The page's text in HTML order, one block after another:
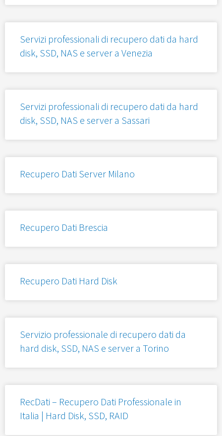
Servizi professionali di recupero dati da hard
disk, SSD, NAS e server a Venezia
Servizi professionali di recupero dati da hard
disk, SSD, NAS e server a Sassari
Recupero Dati Server Milano
Recupero Dati Brescia
Recupero Dati Hard Disk
Servizio professionale di recupero dati da
hard disk, SSD, NAS e server a Torino
RecDati – Recupero Dati Professionale in
Italia | Hard Disk, SSD, RAID